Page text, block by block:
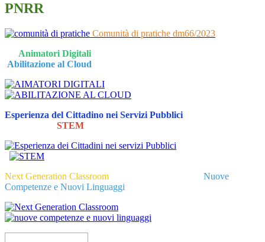
PNRR
Comunità di pratiche dm66/2023
Animatori Digitali
Abilitazione al Cloud
Esperienza del Cittadino nei Servizi Pubblici
STEM
Next Generation Classroom Nuove
Competenze e Nuovi Linguaggi